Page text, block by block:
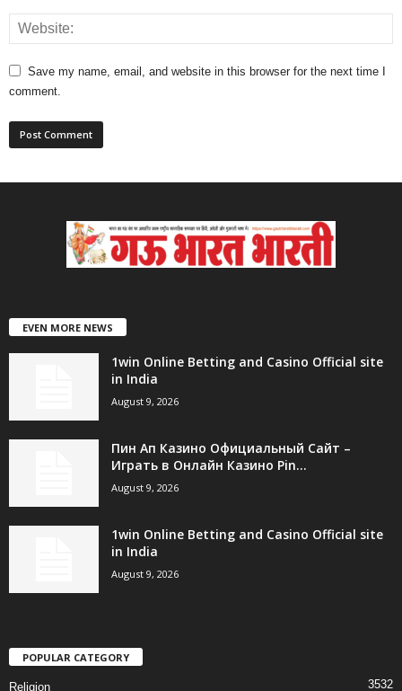
Save my name, email, and website in this browser for the next time I
comment.
EVEN MORE NEWS
1win Online Betting and Casino Official site
in India
August 9, 2026
Пин Ап Казино Официальный Сайт –
Играть в Онлайн Казино Pin...
August 9, 2026
1win Online Betting and Casino Official site
in India
August 9, 2026
POPULAR CATEGORY
Religion 3532